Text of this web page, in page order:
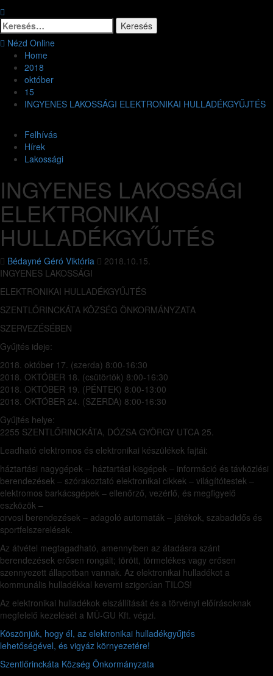
Nézd Online
Home
2018
október
15
INGYENES LAKOSSÁGI ELEKTRONIKAI HULLADÉKGYŰJTÉS
Felhívás
Hírek
Lakossági
INGYENES LAKOSSÁGI
ELEKTRONIKAI
HULLADÉKGYŰJTÉS
Bédayné Géró Viktória
2018.10.15.
INGYENES LAKOSSÁGI
ELEKTRONIKAI HULLADÉKGYŰJTÉS
SZENTLŐRINCKÁTA KÖZSÉG ÖNKORMÁNYZATA
SZERVEZÉSÉBEN
Gyűjtés ideje:
2018. október 17. (szerda) 8:00-16:30
2018. OKTÓBER 18. (csütörtök) 8:00-16:30
2018. OKTÓBER 19. (PÉNTEK) 8:00-13:00
2018. OKTÓBER 24. (SZERDA) 8:00-16:30
Gyűjtés helye:
2255 SZENTLŐRINCKÁTA, DÓZSA GYÖRGY UTCA 25.
Leadható elektromos és elektronikai készülékek fajtái:
háztartási nagygépek – háztartási kisgépek – információ és távközlési
berendezések – szórakoztató elektronikai cikkek – világítótestek –
elektromos barkácsgépek – ellenőrző, vezérlő, és megfigyelő
eszközök –
orvosi berendezések – adagoló automaták – játékok, szabadidős és
sportfelszerelések.
Az átvétel megtagadható, amennyiben az átadásra szánt
berendezések erősen rongált; törött, törmelékes vagy erősen
szennyezett állapotban vannak. Az elektronikai hulladékot a
kommunális hulladékkal keverni szigorúan TILOS!
Az elektronikai hulladékok elszállítását és a törvényi előírásoknak
megfelelő kezelését a MÜ-GU Kft. végzi.
Köszönjük, hogy él, az elektronikai hulladékgyűjtés
lehetőségével, és vigyáz környezetére!
Szentlőrinckáta Község Önkormányzata